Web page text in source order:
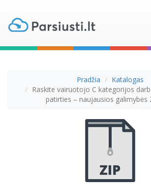
Pradžia
Katalogas
Raskite vairuotojo C kategorijos
patirties – naujausios galimybės